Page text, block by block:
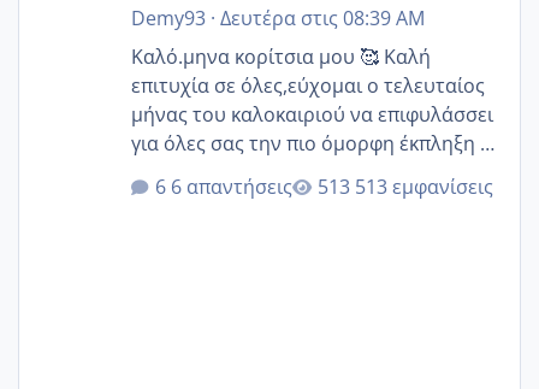
Demy93· Δευτέρα στις 08:39 AM
Καλό.μηνα κορίτσια μου 🥰 Καλή
επιτυχία σε όλες,εύχομαι ο τελευταίος
μήνας του καλοκαιριού να επιφυλάσσει
για όλες σας την πιο όμορφη έκπληξη 🧿
@Elk @Melikara86 @Παρασκευαιδου
@Zenia z @melitiniღ @Christi.D.
6 απαντήσεις 513 εμφανίσεις